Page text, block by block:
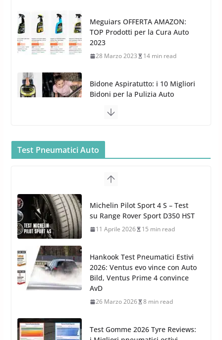
Bidone Aspiratutto: i 10 Migliori
Bidoni per la Pulizia Auto
6 Maggio 2022 3 min read
MTM PF22.2: La Migliore Foam
Gun per la tua Idropulitrice?
5 Maggio 2022
Bullock entra nel mondo della
cura dell’Auto: la nuova linea
Car Care
26 Marzo 2025
Test Pneumatici Auto
Michelin Pilot Sport 4 S – Test
11 Aprile 2026
Hankook Test Pneumatici Estivi
2026: Ventus evo vince con Auto
Bild, Ventus Prime 4 convince
26 Marzo 2026 8 min read
Test Gomme 2026 Tyre Reviews:
i Migliori pneumatici estivi
sportivi a confronto